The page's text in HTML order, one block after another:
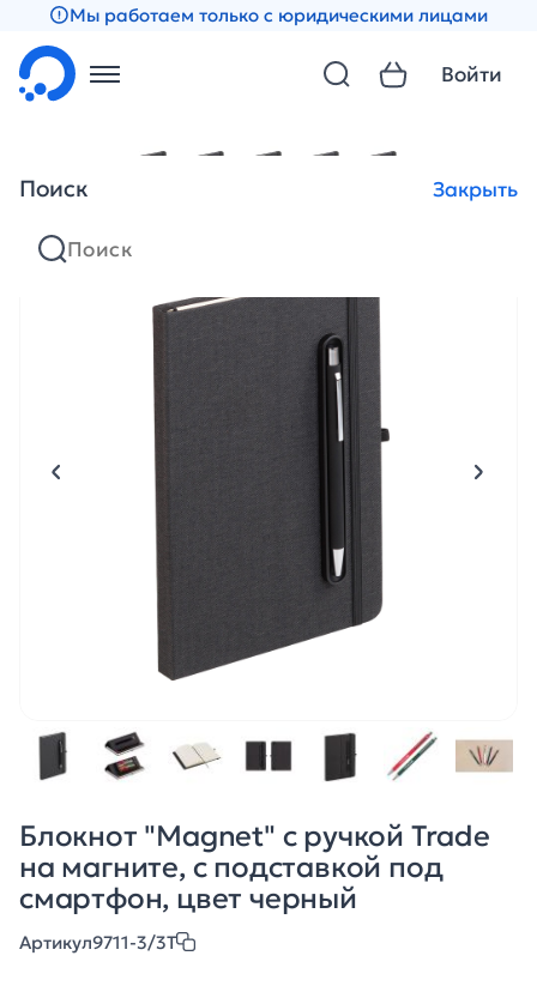
Мы работаем только с юридическими лицами
Поиск Закрыть
Войти
Блокнот "Magnet" с ручкой Trade
на магните, с подставкой под
смартфон, цвет черный
Артикул9711-3/3T